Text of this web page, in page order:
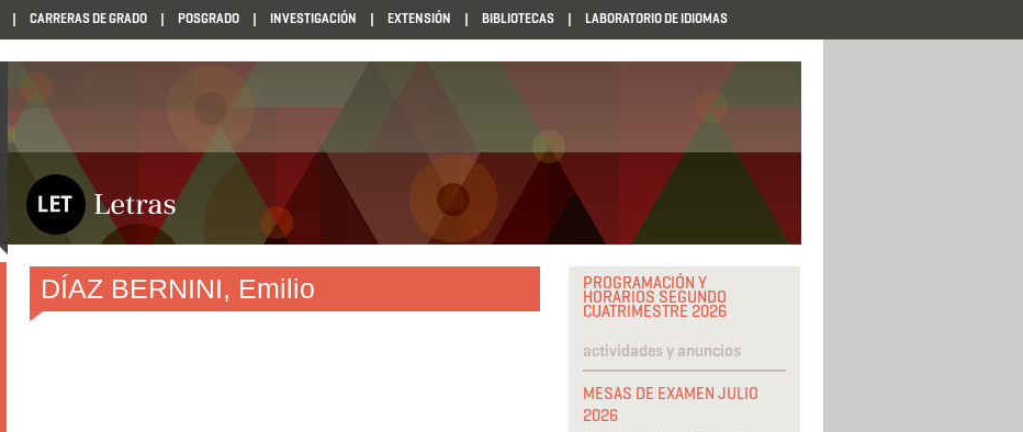
CARRERAS DE GRADO POSGRADO INVESTIGACIÓN EXTENSIÓN BIBLIOTECAS LABORATORIO DE IDIOMAS
PROGRAMACIÓN Y
HORARIOS SEGUNDO
CUATRIMESTRE 2026
actividades y anuncios
MESAS DE EXAMEN JULIO
2026
DÍAZ BERNINI, Emilio